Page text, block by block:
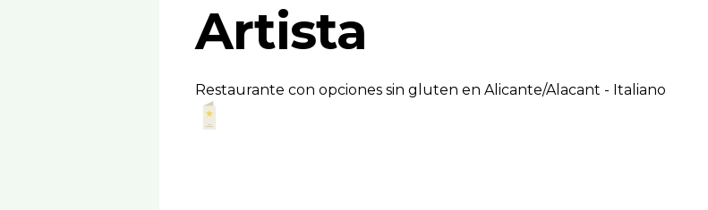
Artista
Restaurante con opciones sin gluten en Alicante/Alacant - Italiano